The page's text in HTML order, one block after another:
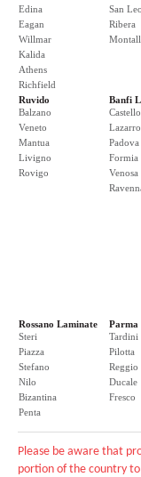
Edina
Eagan
Willmar
Kalida
Athens
Richfield
San
Ribera
Ruvido
Balzano
Veneto
Mantua
Livigno
Rovigo
Banfi
Castello
Lazarro
Padova
Formia
Venosa
Rossano Laminate
Steri
Piazza
Stefano
Nilo
Bizantina
Penta
Parma
Tardini
Pilotta
Reggio
Ducale
Fresco
Please be aware that
portion of the country